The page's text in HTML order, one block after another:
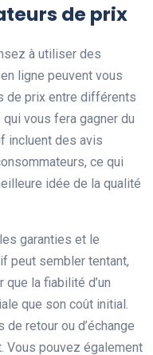
de prix
à utiliser des
ligne peuvent vous
de prix entre différents
vous fera gagner du
incluent des avis
ce qui
idée de la qualité
garanties et le
peut sembler tentant,
la fiabilité d’un
que son coût initial.
retour ou d’échange
Vous pouvez également